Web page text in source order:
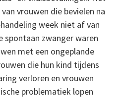
vrouwen die bevielen na
week niet af van
spontaan zwanger waren
met een ongeplande
die hun kind tijdens
verloren en vrouwen
problematiek lopen